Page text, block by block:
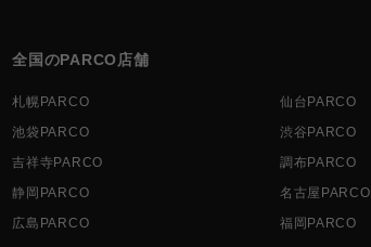
全国のPARCO店舗
札幌PARCO 仙台PARCO
池袋PARCO
渋谷PARCO
吉祥寺PARCO
調布PARCO
静岡PARCO
名古屋PARCO
広島PARCO
福岡PARCO